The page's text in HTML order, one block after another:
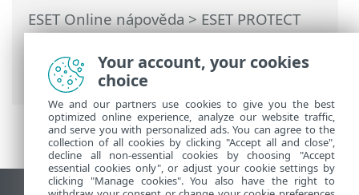
ESET Online nápověda>ESET PROTECT
On-Prem>Používání ESET PROTECT On-
Prem>Hlavní menu ESET PROTECT On-
Prem>Přehledy> Audit log jako přehled
Your account, your cookies
choice
We and our partners use cookies to give you the best
optimized online experience, analyze our website traffic,
and serve you with personalized ads. You can agree to the
collection of all cookies by clicking "Accept all and close",
decline all non-essential cookies by choosing "Accept
essential cookies only", or adjust your cookie settings by
clicking "Manage cookies". You also have the right to